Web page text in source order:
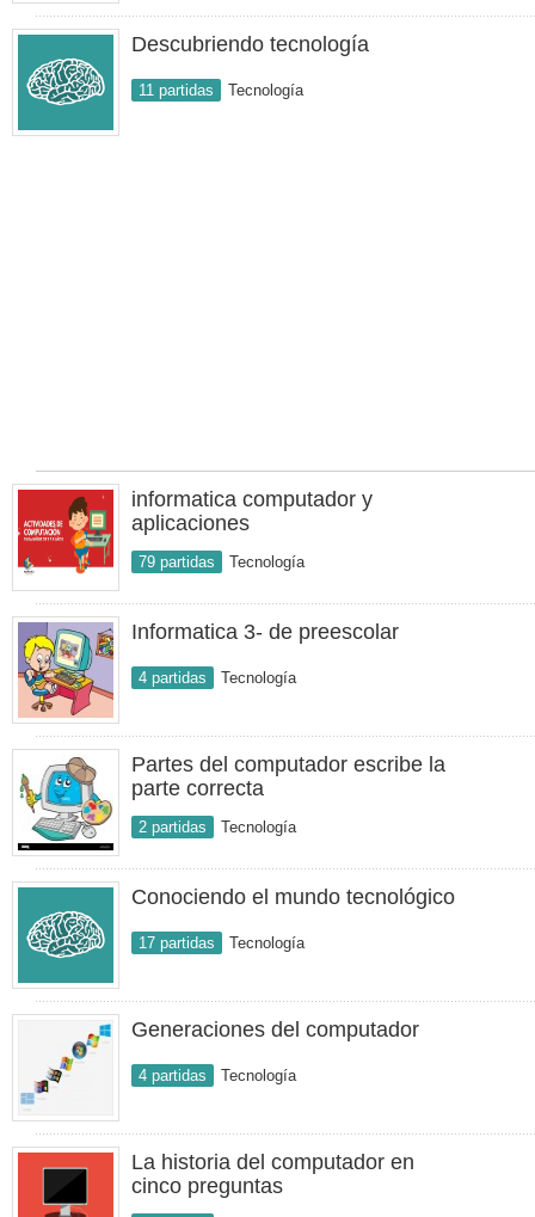
Descubriendo tecnología
11 partidas Tecnología
informatica computador y
aplicaciones
79 partidas Tecnología
Informatica 3- de preescolar
4 partidas Tecnología
Partes del computador escribe la
parte correcta
2 partidas Tecnología
Conociendo el mundo tecnológico
17 partidas Tecnología
Generaciones del computador
4 partidas Tecnología
La historia del computador en
cinco preguntas